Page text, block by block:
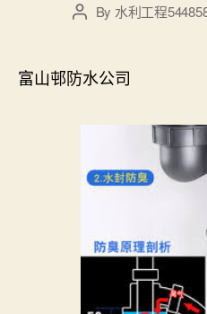
PostBy 水利工程
富山邨防水公司